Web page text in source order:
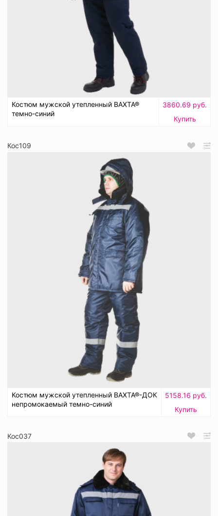
Костюм мужской утепленный ВАХТА®
темно-синий
3860.69 руб.
Купить
Кос109
Костюм мужской утепленный ВАХТА®-ДОК
непромокаемый темно-синий
5158.16 руб.
Купить
Кос037